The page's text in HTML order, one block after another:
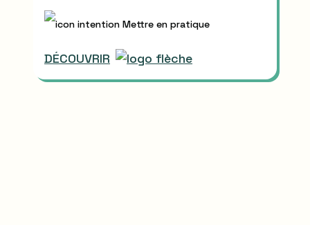
Mettre en pratique
DÉCOUVRIR